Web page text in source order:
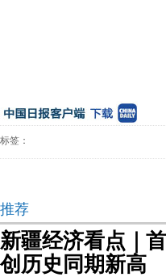
标签：
推荐
新疆经济看点｜
创历史同期新高